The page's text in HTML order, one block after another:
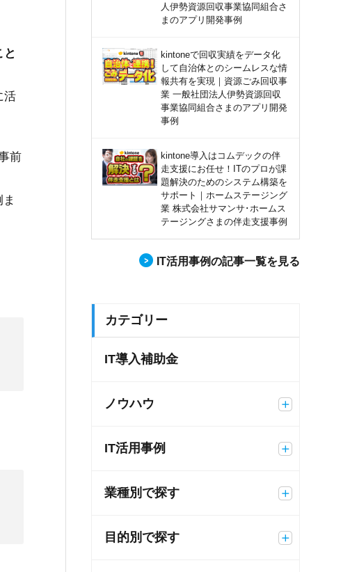
と
活
前
人伊勢資源回収事業協同組合さ
まのアプリ開発事例
kintoneで回収実績をデータ化
して自治体とのシームレスな情
報共有を実現｜資源ごみ回収事
業 一般社団法人伊勢資源回収
事業協同組合さまのアプリ開発
事例
kintone導入はコムデックの伴
走支援にお任せ！ITのプロが課
題解決のためのシステム構築を
サポート｜ホームステージング
業 株式会社サマンサ･ホームス
テージングさまの伴走支援事例
IT活用事例の記事一覧を見る
カテゴリー
IT導入補助金
ノウハウ
IT活用事例
業種別で探す
目的別で探す